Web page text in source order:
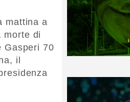
mattina a
morte di
Gasperi 70
il